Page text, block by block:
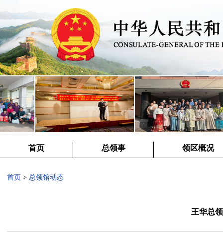
首页 总领事 领区概况
首页 > 总领馆动态
王华总